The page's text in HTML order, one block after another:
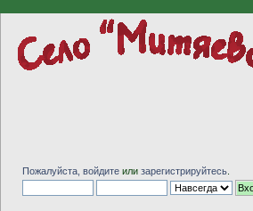
Пожалуйста, войдите или зарегистрируйтесь